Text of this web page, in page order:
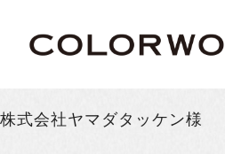
株式会社ヤマダタッケン様